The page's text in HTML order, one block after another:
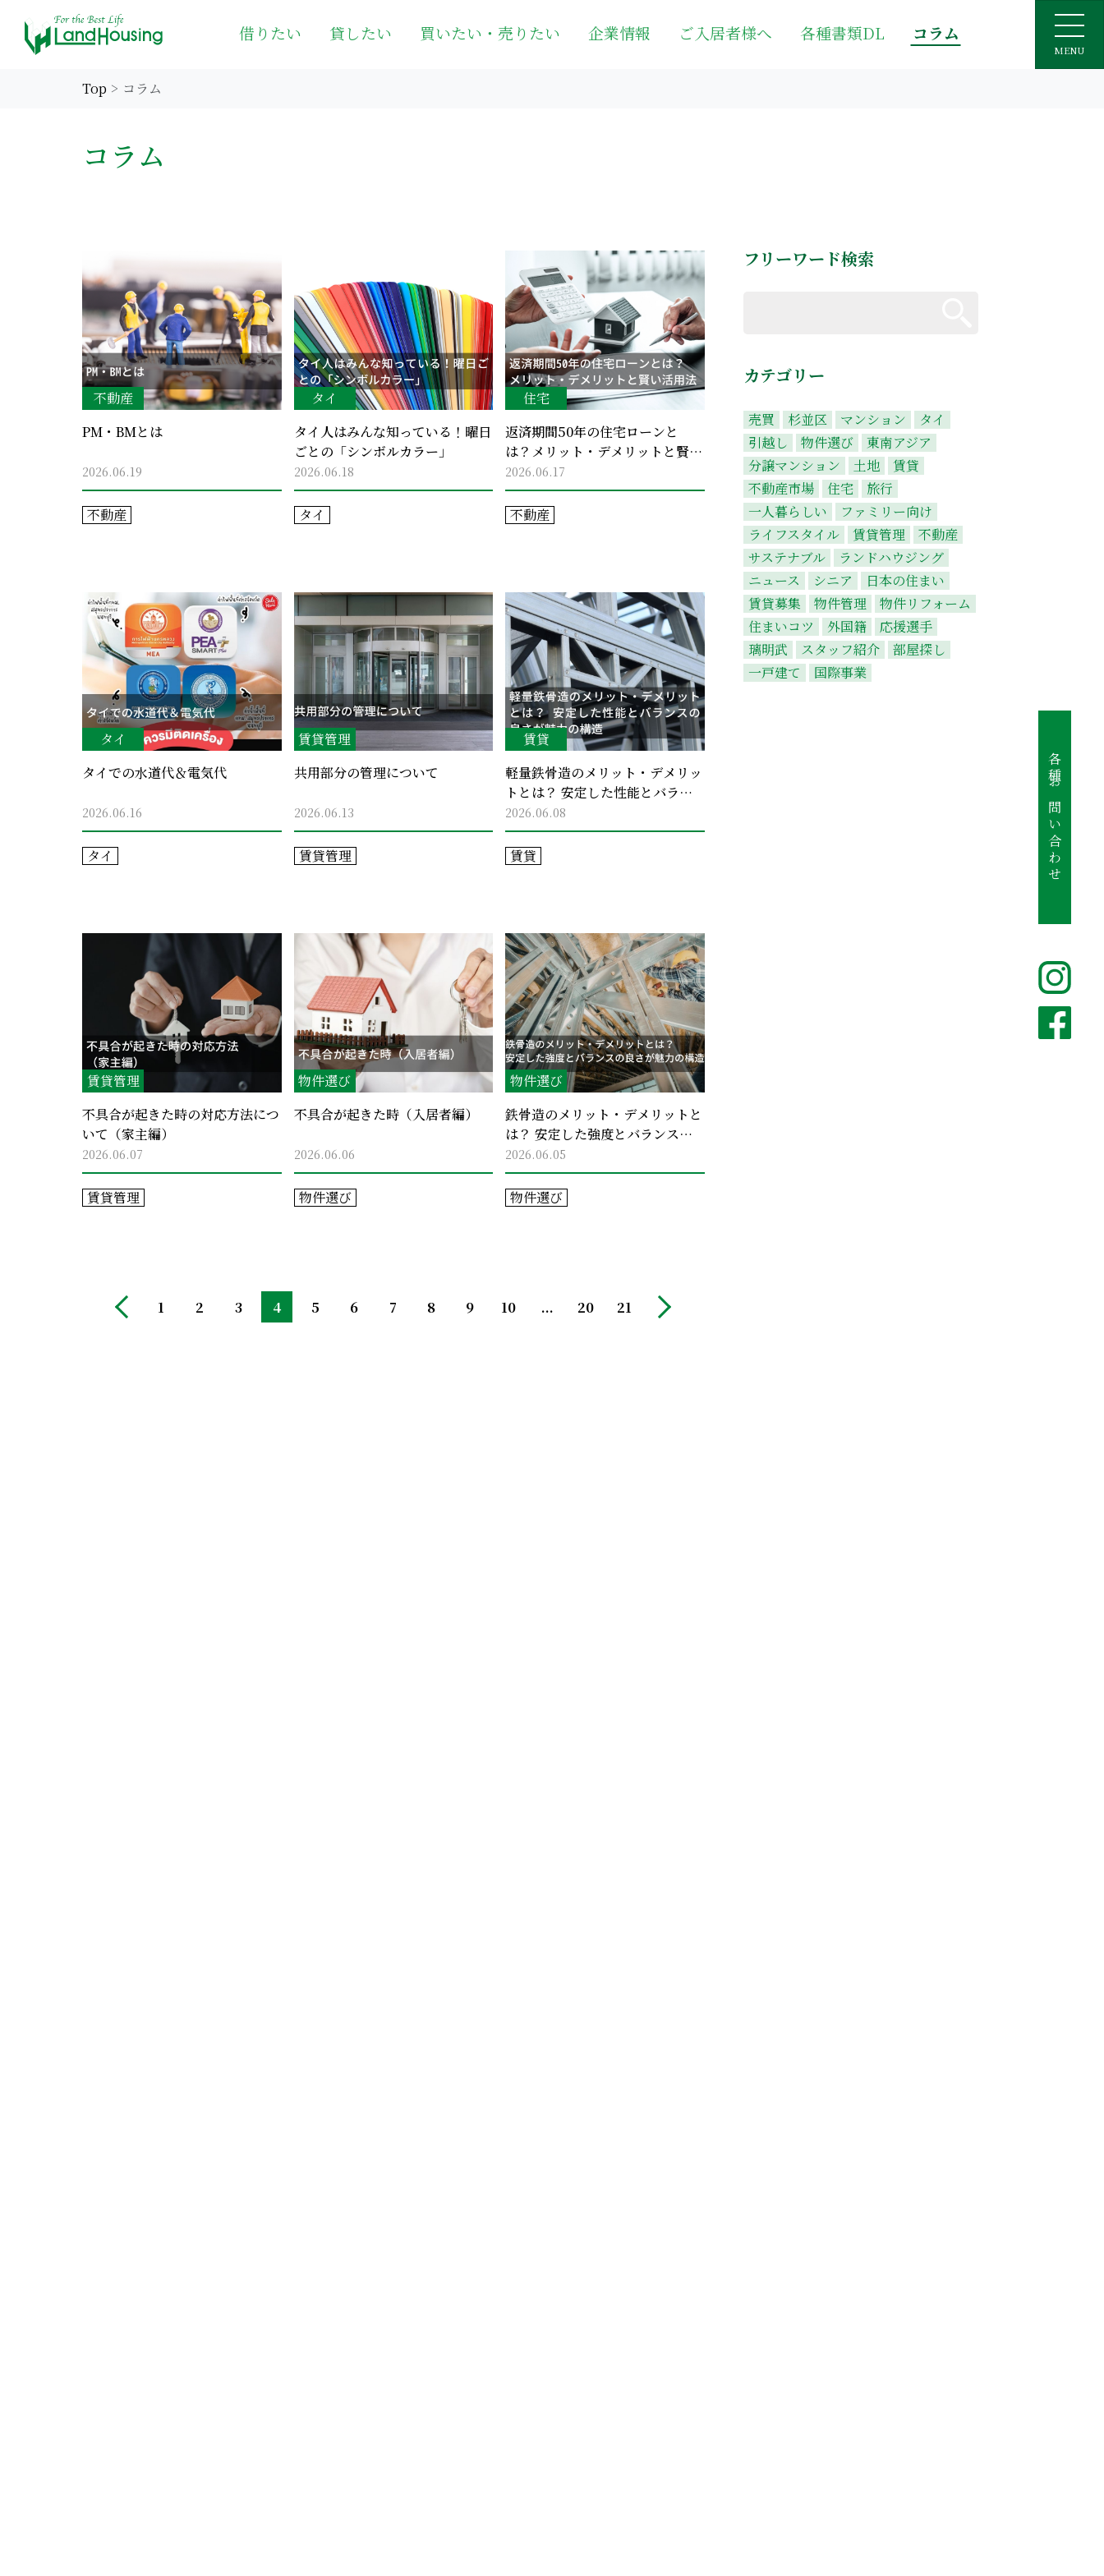
借りたい 貸したい 買いたい・売りたい 企業情報 ご入居者様へ 各種書類DL コラム
MENU
各種お問い合わせ
Top コラム
コラム
フリーワード検索
カテゴリー
売買 杉並区 マンション
タイ
引越し
物件選び
東南アジア
分譲マンション
土地
賃貸
不動産市場
住宅
旅行
一人暮らしい
ファミリー向け
ライフスタイル
賃貸管理
不動産
サステナブル
ランドハウジング
ニュース
シニア
日本の住まい
賃貸募集
物件管理
物件リフォーム
住まいコツ
外国籍
応援選手
璃明武
スタッフ紹介
部屋探し
一戸建て
国際事業
不動産
PM・BMとは
2026.06.19
不動産
タイ
タイ人はみんな知っている！曜日
ごとの「シンボルカラー」
2026.06.18
タイ
住宅
返済期間50年の住宅ローンと
は？メリット・デメリットと賢い
活用法
2026.06.17
不動産
タイ
タイでの水道代＆電気代
2026.06.16
タイ
賃貸管理
共用部分の管理について
2026.06.13
賃貸管理
賃貸
軽量鉄骨造のメリット・デメリッ
トとは？ 安定した性能とバラン
スの良さが魅力の構造
2026.06.08
賃貸
賃貸管理
不具合が起きた時の対応方法につ
いて（家主編）
2026.06.07
賃貸管理
物件選び
不具合が起きた時（入居者編）
2026.06.06
物件選び
物件選び
鉄骨造のメリット・デメリットと
は？ 安定した強度とバランスの
良さが魅力の構造
2026.06.05
物件選び
1 2 3 4 5 6 7 8 9 10 ... 20 21